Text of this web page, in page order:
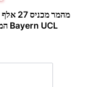
מהמר
המשחק הראשון של Bayern UCL